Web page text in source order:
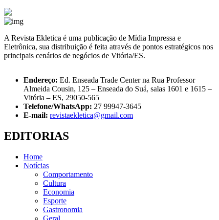
A Revista Ekletica é uma publicação de Mídia Impressa e
Eletrônica, sua distribuição é feita através de pontos estratégicos nos
principais cenários de negócios de Vitória/ES.
Endereço: Ed. Enseada Trade Center na Rua Professor
Almeida Cousin, 125 – Enseada do Suá, salas 1601 e 1615 –
Vitória – ES, 29050-565
Telefone/WhatsApp: 27 99947-3645
E-mail: revistaekletica@gmail.com
EDITORIAS
Home
Notícias
Comportamento
Cultura
Economia
Esporte
Gastronomia
Geral